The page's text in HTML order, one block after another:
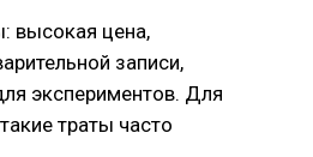
высокая цена,
записи,
экспериментов. Для
траты часто